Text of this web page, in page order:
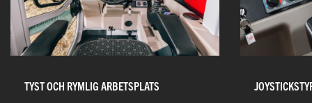
TYST OCH RYMLIG ARBETSPLATS